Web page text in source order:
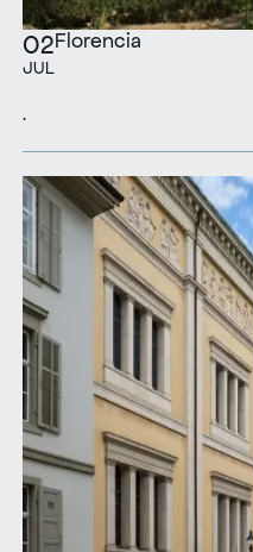
02
JUL
Florencia
.